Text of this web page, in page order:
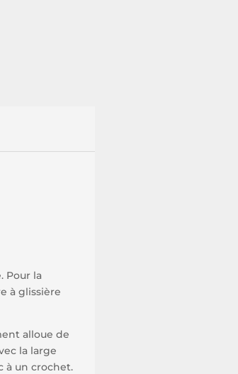
Pour la
à glissière
alloue de
la large
à un crochet.